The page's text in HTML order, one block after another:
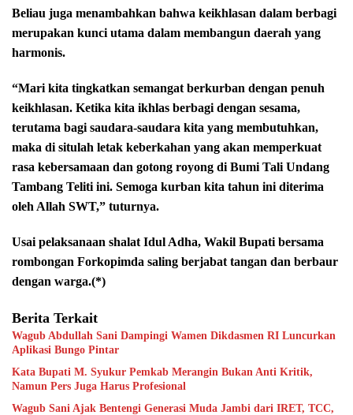
Beliau juga menambahkan bahwa keikhlasan dalam berbagi
merupakan kunci utama dalam membangun daerah yang
harmonis.
“Mari kita tingkatkan semangat berkurban dengan penuh
keikhlasan. Ketika kita ikhlas berbagi dengan sesama,
terutama bagi saudara-saudara kita yang membutuhkan,
maka di situlah letak keberkahan yang akan memperkuat
rasa kebersamaan dan gotong royong di Bumi Tali Undang
Tambang Teliti ini. Semoga kurban kita tahun ini diterima
oleh Allah SWT,” tuturnya.
Usai pelaksanaan shalat Idul Adha, Wakil Bupati bersama
rombongan Forkopimda saling berjabat tangan dan berbaur
dengan warga.(*)
Berita Terkait
Wagub Abdullah Sani Dampingi Wamen Dikdasmen RI Luncurkan
Aplikasi Bungo Pintar
Kata Bupati M. Syukur Pemkab Merangin Bukan Anti Kritik,
Namun Pers Juga Harus Profesional
Wagub Sani Ajak Bentengi Generasi Muda Jambi dari IRET, TCC,